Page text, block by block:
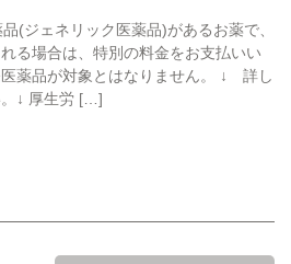
(ジェネリック医薬品)があるお薬で、
る場合は、特別の料金をお支払いい
薬品が対象とはなりません。 ↓ 詳し
。↓ 厚生労 […]